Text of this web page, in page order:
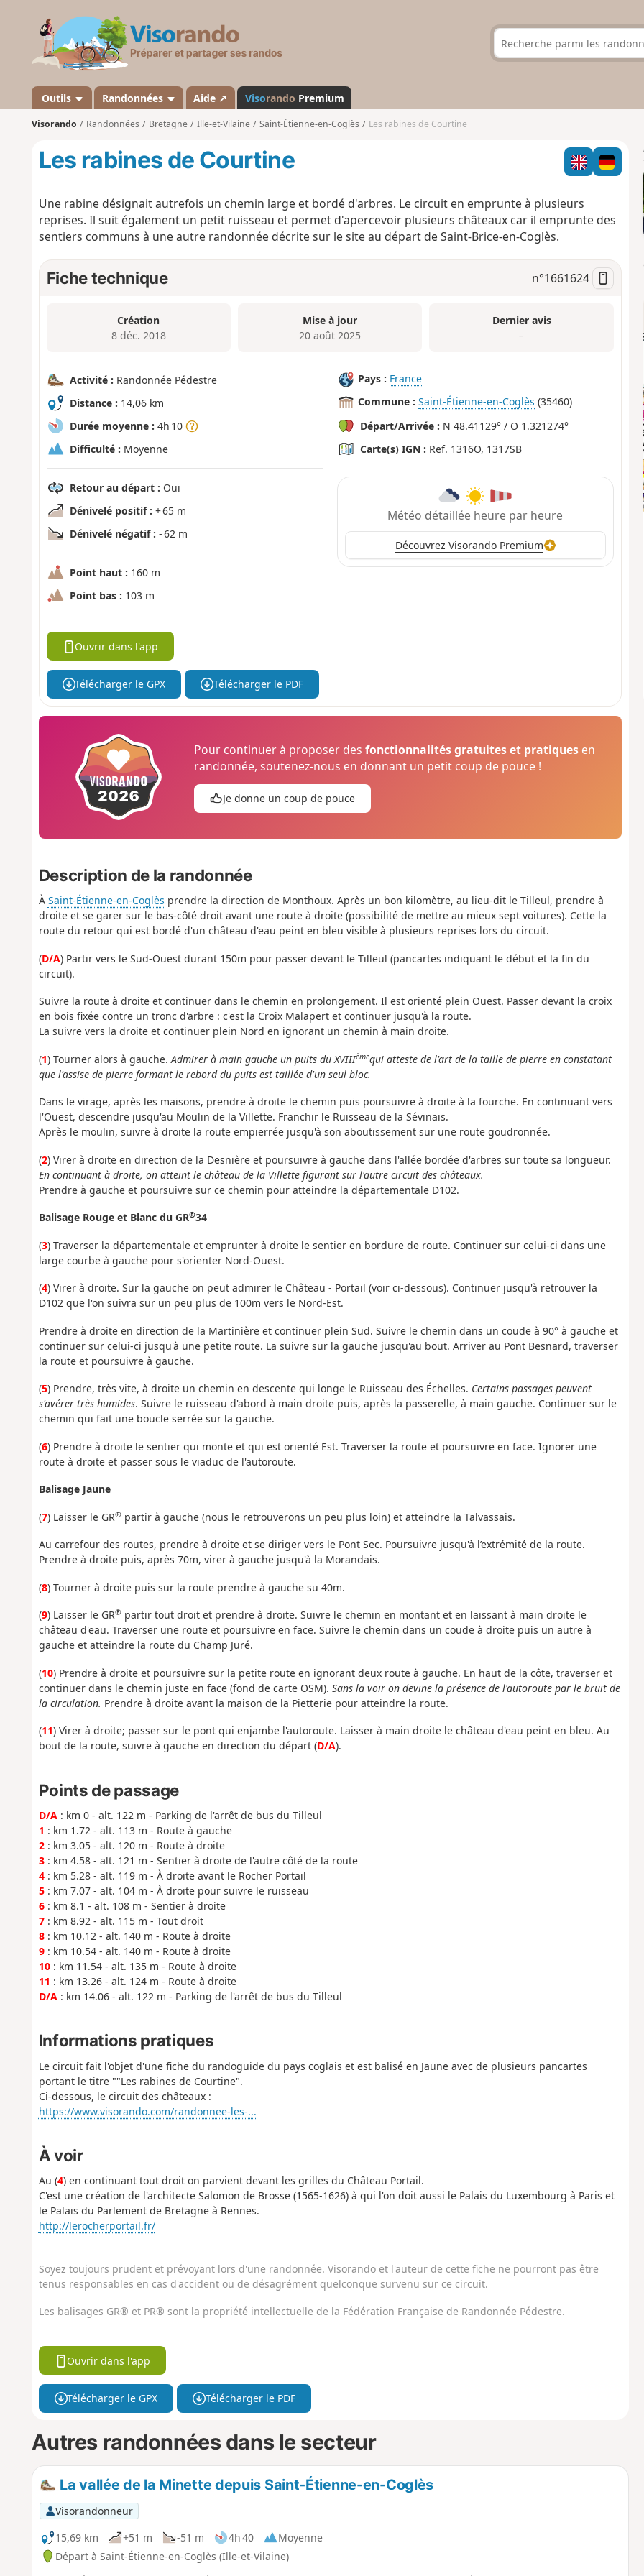
s
a
n
d
Outils Randonnées Aide ↗ Visorando Premium
Visorando Randonnées Bretagne Ille-et-Vilaine Saint-Étienne-en-Coglès Les rabines de Courtine
Les rabines de Courtine
Une rabine désignait autrefois un chemin large et bordé d'arbres. Le circuit en emprunte à plusieurs
reprises. Il suit également un petit ruisseau et permet d'apercevoir plusieurs châteaux car il emprunte des
sentiers communs à une autre randonnée décrite sur le site au départ de Saint-Brice-en-Coglès.
Fiche technique n°1661624
Création
8 déc. 2018
Mise à jour
20 août 2025
Dernier avis
–
Activité : Randonnée Pédestre
Distance : 14,06 km
Durée moyenne : 4h 10
Difficulté : Moyenne
Retour au départ : Oui
Dénivelé positif : + 65 m
Dénivelé négatif : - 62 m
Point haut : 160 m
Point bas : 103 m
Pays : France
Commune : Saint-Étienne-en-Coglès (35460)
Départ/Arrivée : N 48.41129° / O 1.321274°
Carte(s) IGN : Ref. 1316O, 1317SB
Météo détaillée heure par heure
Découvrez Visorando Premium
Ouvrir dans l'app
Télécharger le GPX Télécharger le PDF
Pour continuer à proposer desfonctionnalités gratuites et pratiques en
randonnée, soutenez-nous en donnant un petit coup de pouce !
Je donne un coup de pouce
Description de la randonnée
À Saint-Étienne-en-Coglès prendre la direction de Monthoux. Après un bon kilomètre, au lieu-dit le Tilleul, prendre à
droite et se garer sur le bas-côté droit avant une route à droite (possibilité de mettre au mieux sept voitures). Cette la
route du retour qui est bordé d'un château d'eau peint en bleu visible à plusieurs reprises lors du circuit.
(D/A) Partir vers le Sud-Ouest durant 150m pour passer devant le Tilleul (pancartes indiquant le début et la fin du
circuit).
Suivre la route à droite et continuer dans le chemin en prolongement. Il est orienté plein Ouest. Passer devant la croix
en bois fixée contre un tronc d'arbre : c'est la Croix Malapert et continuer jusqu'à la route.
La suivre vers la droite et continuer plein Nord en ignorant un chemin à main droite.
(1) Tourner alors à gauche.Admirer à main gauche un puits du XVIIIèmequi atteste de l'art de la taille de pierre en constatant
que l'assise de pierre formant le rebord du puits est taillée d'un seul bloc.
Dans le virage, après les maisons, prendre à droite le chemin puis poursuivre à droite à la fourche. En continuant vers
l'Ouest, descendre jusqu'au Moulin de la Villette. Franchir le Ruisseau de la Sévinais.
Après le moulin, suivre à droite la route empierrée jusqu'à son aboutissement sur une route goudronnée.
(2) Virer à droite en direction de la Desnière et poursuivre à gauche dans l'allée bordée d'arbres sur toute sa longueur.
En continuant à droite, on atteint le château de la Villette figurant sur l'autre circuit des châteaux.
Prendre à gauche et poursuivre sur ce chemin pour atteindre la départementale D102.
Balisage Rouge et Blanc du GR®34
(3) Traverser la départementale et emprunter à droite le sentier en bordure de route. Continuer sur celui-ci dans une
large courbe à gauche pour s'orienter Nord-Ouest.
(4) Virer à droite. Sur la gauche on peut admirer le Château - Portail (voir ci-dessous). Continuer jusqu'à retrouver la
D102 que l'on suivra sur un peu plus de 100m vers le Nord-Est.
Prendre à droite en direction de la Martinière et continuer plein Sud. Suivre le chemin dans un coude à 90° à gauche et
continuer sur celui-ci jusqu'à une petite route. La suivre sur la gauche jusqu'au bout. Arriver au Pont Besnard, traverser
la route et poursuivre à gauche.
(5) Prendre, très vite, à droite un chemin en descente qui longe le Ruisseau des Échelles. Certains passages peuvent
s'avérer très humides. Suivre le ruisseau d'abord à main droite puis, après la passerelle, à main gauche. Continuer sur le
chemin qui fait une boucle serrée sur la gauche.
(6) Prendre à droite le sentier qui monte et qui est orienté Est. Traverser la route et poursuivre en face. Ignorer une
route à droite et passer sous le viaduc de l'autoroute.
Balisage Jaune
(7) Laisser le GR®partir à gauche (nous le retrouverons un peu plus loin) et atteindre la Talvassais.
Au carrefour des routes, prendre à droite et se diriger vers le Pont Sec. Poursuivre jusqu'à l’extrémité de la route.
Prendre à droite puis, après 70m, virer à gauche jusqu'à la Morandais.
(8) Tourner à droite puis sur la route prendre à gauche su 40m.
(9) Laisser le GR®partir tout droit et prendre à droite. Suivre le chemin en montant et en laissant à main droite le
château d'eau. Traverser une route et poursuivre en face. Suivre le chemin dans un coude à droite puis un autre à
gauche et atteindre la route du Champ Juré.
(10) Prendre à droite et poursuivre sur la petite route en ignorant deux route à gauche. En haut de la côte, traverser et
continuer dans le chemin juste en face (fond de carte OSM). Sans la voir on devine la présence de l'autoroute par le bruit de
la circulation. Prendre à droite avant la maison de la Pietterie pour atteindre la route.
(11) Virer à droite; passer sur le pont qui enjambe l'autoroute. Laisser à main droite le château d'eau peint en bleu. Au
bout de la route, suivre à gauche en direction du départ (D/A).
Points de passage
D/A: km 0 - alt. 122 m - Parking de l'arrêt de bus du Tilleul
1 : km 1.72 - alt. 113 m - Route à gauche
2: km 3.05 - alt. 120 m - Route à droite
3: km 4.58 - alt. 121 m - Sentier à droite de l'autre côté de la route
4: km 5.28 - alt. 119 m - À droite avant le Rocher Portail
5: km 7.07 - alt. 104 m - À droite pour suivre le ruisseau
6: km 8.1 - alt. 108 m - Sentier à droite
7: km 8.92 - alt. 115 m - Tout droit
8: km 10.12 - alt. 140 m - Route à droite
9: km 10.54 - alt. 140 m - Route à droite
10: km 11.54 - alt. 135 m - Route à droite
11 : km 13.26 - alt. 124 m - Route à droite
D/A: km 14.06 - alt. 122 m - Parking de l'arrêt de bus du Tilleul
Informations pratiques
Le circuit fait l'objet d'une fiche du randoguide du pays coglais et est balisé en Jaune avec de plusieurs pancartes
portant le titre ""Les rabines de Courtine".
Ci-dessous, le circuit des châteaux :
https://www.visorando.com/randonnee-les-...
À voir
Au (4) en continuant tout droit on parvient devant les grilles du Château Portail.
C'est une création de l'architecte Salomon de Brosse (1565-1626) à qui l'on doit aussi le Palais du Luxembourg à Paris et
le Palais du Parlement de Bretagne à Rennes.
http://lerocherportail.fr/
Soyez toujours prudent et prévoyant lors d'une randonnée. Visorando et l'auteur de cette fiche ne pourront pas être
tenus responsables en cas d'accident ou de désagrément quelconque survenu sur ce circuit.
Les balisages GR® et PR® sont la propriété intellectuelle de la Fédération Française de Randonnée Pédestre.
Ouvrir dans l'app
Télécharger le GPX Télécharger le PDF
Autres randonnées dans le secteur
La vallée de la Minette depuis Saint-Étienne-en-Coglès
Visorandonneur
15,69 km
+51 m -51 m 4h 40
Moyenne
Départ à Saint-Étienne-en-Coglès (Ille-et-Vilaine)